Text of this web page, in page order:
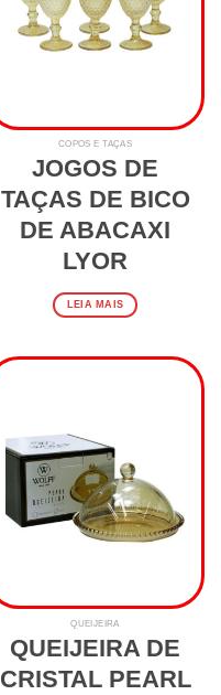
COPOS E TAÇAS
JOGOS DE
TAÇAS DE BICO
DE ABACAXI
LYOR
LEIA MAIS
QUEIJEIRA
QUEIJEIRA DE
CRISTAL PEARL